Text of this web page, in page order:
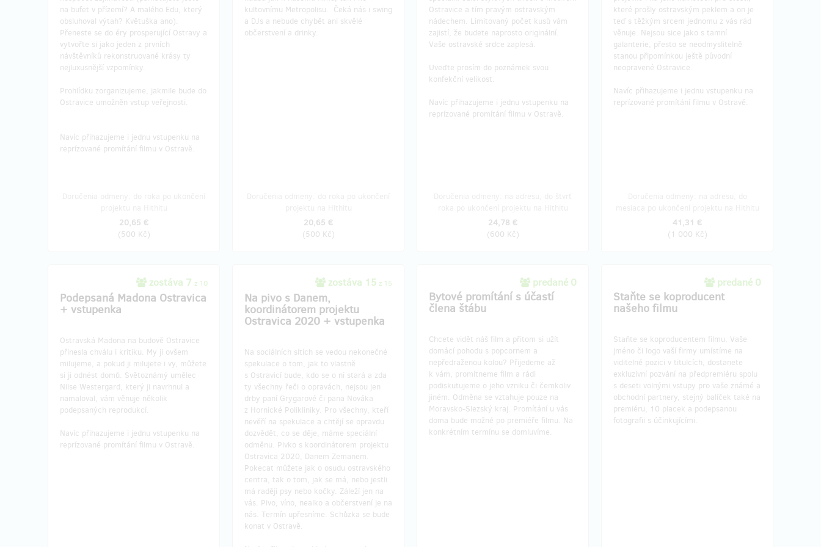
na bufet v přízemí? A malého Edu, který
obsluhoval výtah? Květuška ano).
Přeneste se do éry prosperující Ostravy a
vytvořte si jako jeden z prvních
návštěvníků rekonstruované krásy ty
nejluxusnější vzpomínky.
Prohlídku zorganizujeme, jakmile bude do
Ostravice umožněn vstup veřejnosti.
​Navíc přihazujeme i jednu vstupenku na
reprízované promítání filmu v Ostravě.
20,65 €
(500 Kč)
kultovnímu Metropolisu. Čeká nás i swing
a DJs a nebude chybět ani skvělé
občerstvení a drinky.
20,65 €
(500 Kč)
Ostravice a tím pravým ostravským
nádechem. Limitovaný počet kusů vám
zajistí, že budete naprosto originální.
Vaše ostravské srdce zaplesá.
Uveďte prosím do poznámek svou
konfekční velikost.
​Navíc přihazujeme i jednu vstupenku na
reprízované promítání filmu v Ostravě.
24,78 €
(600 Kč)
které prošly ostravským peklem a on je
teď s těžkým srcem jednomu z vás rád
věnuje. Nejsou sice jako s tamní
galanterie, přesto se neodmyslitelně
stanou připomínkou ještě původní
neopravené Ostravice.
​Navíc přihazujeme i jednu vstupenku na
reprízované promítání filmu v Ostravě.
41,31 €
(1 000 Kč)
zostáva 7 z 10
Podepsaná Madona Ostravica
+ vstupenka
Ostravská Madona na budově Ostravice
přinesla chválu i kritiku. My ji ovšem
milujeme, a pokud ji milujete i vy, můžete
si ji odnést domů. Světoznámý umělec
Nilse Westergard, který ji navrhnul a
namaloval, vám věnuje několik
podepsaných reprodukcí.
Navíc přihazujeme i jednu vstupenku na
reprízované promítání filmu v Ostravě.
zostáva 15 z 15
Na pivo s Danem,
koordinátorem projektu
Ostravica 2020 + vstupenka
Na sociálních sítích se vedou nekonečné
spekulace o tom, jak to vlastně
s Ostravicí bude, kdo se o ni stará a zda
ty všechny řeči o opravách, nejsou jen
drby paní Grygarové či pana Nováka
z Hornické Polikliniky. Pro všechny, kteří
nevěří na spekulace a chtějí se opravdu
dozvědět, co se děje, máme speciální
odměnu. Pivko s koordinátorem projektu
Ostravica 2020, Danem Zemanem.
Pokecat můžete jak o osudu ostravského
centra, tak o tom, jak se má, nebo jestli
má raději psy nebo kočky. Záleží jen na
vás. Pivo, víno, nealko a občerstvení je na
nás. Termín upřesníme. Schůzka se bude
konat v Ostravě.
predané 0
Bytové promítání s účastí
člena štábu
Chcete vidět náš film a přitom si užít
domácí pohodu s popcornem a
nepředraženou kolou? Přijedeme až
k vám, promítneme film a rádi
podiskutujeme o jeho vzniku či čemkoliv
jiném. Odměna se vztahuje pouze na
Moravsko-Slezský kraj. Promítání u vás
doma bude možné po premiéře filmu. Na
konkrétním termínu se domluvíme.
predané 0
Staňte se koproducent
našeho filmu
Staňte se koproducentem filmu. Vaše
jméno či logo vaší firmy umístíme na
viditelné pozici v titulcích, dostanete
exkluzivní pozvání na předpremiéru spolu
s deseti volnými vstupy pro vaše známé a
obchodní partnery, stejný balíček také na
premiéru, 10 placek a podepsanou
fotografii s účinkujícími.